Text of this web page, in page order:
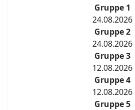
Gruppe 1
24.08.2026
Gruppe 2
24.08.2026
Gruppe 3
12.08.2026
Gruppe 4
12.08.2026
Gruppe 5